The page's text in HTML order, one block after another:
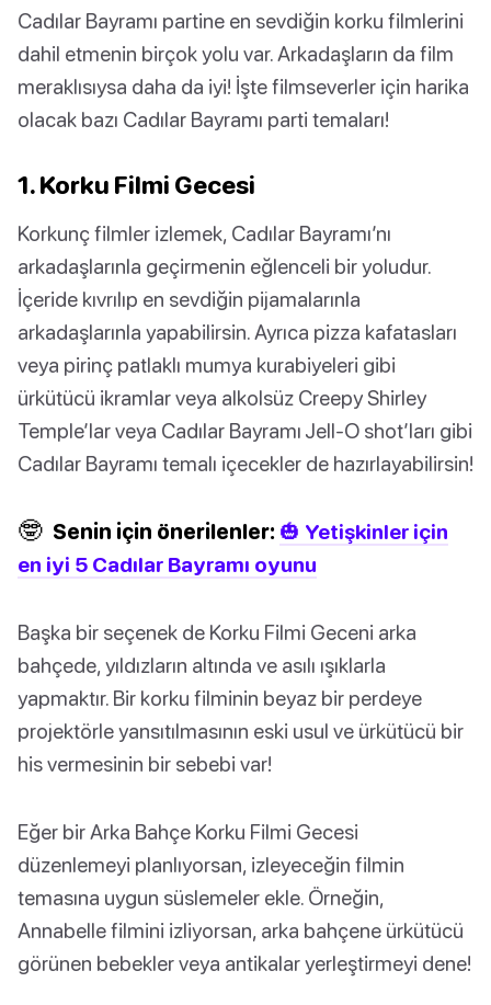
Cadılar Bayramı partine en sevdiğin korku filmlerini
dahil etmenin birçok yolu var. Arkadaşların da film
meraklısıysa daha da iyi! İşte filmseverler için harika
olacak bazı Cadılar Bayramı parti temaları!
1. Korku Filmi Gecesi
Korkunç filmler izlemek, Cadılar Bayramı’nı
arkadaşlarınla geçirmenin eğlenceli bir yoludur.
İçeride kıvrılıp en sevdiğin pijamalarınla
arkadaşlarınla yapabilirsin. Ayrıca pizza kafatasları
veya pirinç patlaklı mumya kurabiyeleri gibi
ürkütücü ikramlar veya alkolsüz Creepy Shirley
Temple’lar veya Cadılar Bayramı Jell-O shot’ları gibi
Cadılar Bayramı temalı içecekler de hazırlayabilirsin!
🤓 Senin için önerilenler: 🎃 Yetişkinler için
en iyi 5 Cadılar Bayramı oyunu
Başka bir seçenek de Korku Filmi Geceni arka
bahçede, yıldızların altında ve asılı ışıklarla
yapmaktır. Bir korku filminin beyaz bir perdeye
projektörle yansıtılmasının eski usul ve ürkütücü bir
his vermesinin bir sebebi var!
Eğer bir Arka Bahçe Korku Filmi Gecesi
düzenlemeyi planlıyorsan, izleyeceğin filmin
temasına uygun süslemeler ekle. Örneğin,
Annabelle filmini izliyorsan, arka bahçene ürkütücü
görünen bebekler veya antikalar yerleştirmeyi dene!